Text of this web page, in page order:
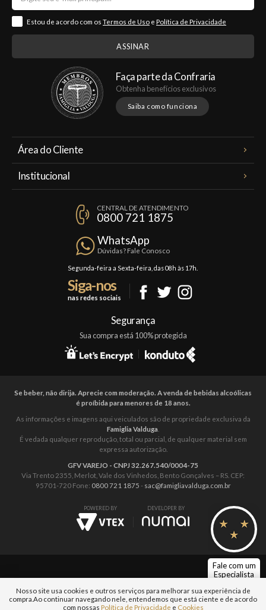
Estou de acordo com os Termos de Uso e Política de Privacidade
Faça parte da Confraria
Obtenha benefícios exclusivos
Saiba como funciona
Área do Cliente
Meus Pedidos
Institucional
A Famiglia Valduga
Política de Privacidade
Trocas e Devoluções
Formas de Pagamento
CENTRAL DE ATENDIMENTO
0800 721 1875
WhatsApp
Dúvidas? Fale Conosco
Segunda-feira a Sexta-feira, das 08h às 17h.
Siga-nos
nas redes sociais
Segurança
Sua compra está 100% protegida
Se beber, não dirija. Aprecie com moderação. A venda de bebidas alcoólicas
é proíbida para menores de 18 anos.
As informações e imagens aqui veiculados são de propriedade exclusiva da
Famiglia Valduga
É vedada qualquer reprodução, total ou parcial, de qualquer material sem
expressa autorização.
GFV VAREJO - CNPJ 32.267.540/0004-75
Via Trento 2355, Merlot, Vale dos Vinhedos, Bento Gonçalves – RS. CEP:
95701-720 Fone: 0800 721 1875 - sac@famigliavalduga.com.br
POWERED BY DEVELOPER BY
Nosso site usa cookies e outros serviços para melhorar sua experiência de
compra. Ao continuar navegando nele, entendemos que está ciente e de acordo
com nossas Política de Privacidade e Cookies
Fale com um
Especialista